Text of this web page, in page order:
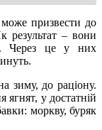
призвести до
результат – вони
Через це у них
зиму, до раціону.
ягнят, у достатній
моркву, буряк